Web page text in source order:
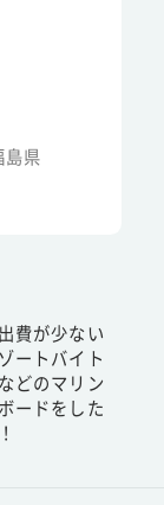
島県
費が少ない
ートバイト
どのマリン
ードをした